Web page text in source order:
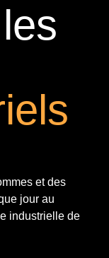
et des
jour au
industrielle de